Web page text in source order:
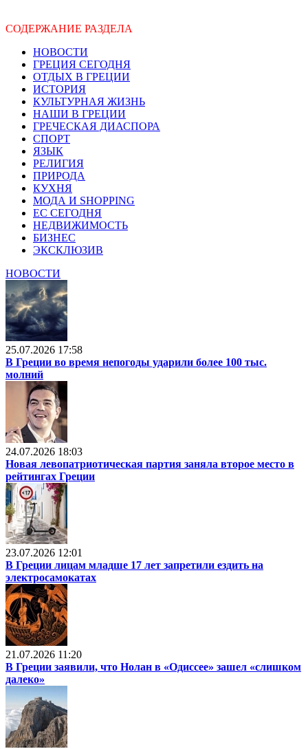
СОДЕРЖАНИЕ РАЗДЕЛА
НОВОСТИ
ГРЕЦИЯ СЕГОДНЯ
ОТДЫХ В ГРЕЦИИ
ИСТОРИЯ
КУЛЬТУРНАЯ ЖИЗНЬ
НАШИ В ГРЕЦИИ
ГРЕЧЕСКАЯ ДИАСПОРА
СПОРТ
ЯЗЫК
РЕЛИГИЯ
ПРИРОДА
КУХНЯ
МОДА И SHOPPING
ЕС СЕГОДНЯ
НЕДВИЖИМОСТЬ
БИЗНЕС
ЭКСКЛЮЗИВ
НОВОСТИ
25.07.2026 17:58
В Греции во время непогоды ударили более 100 тыс.
молний
24.07.2026 18:03
Новая левопатриотическая партия заняла второе место в
рейтингах Греции
23.07.2026 12:01
В Греции лицам младше 17 лет запретили ездить на
электросамокатах
21.07.2026 11:20
В Греции заявили, что Нолан в «Одиссее» зашел «слишком
далеко»